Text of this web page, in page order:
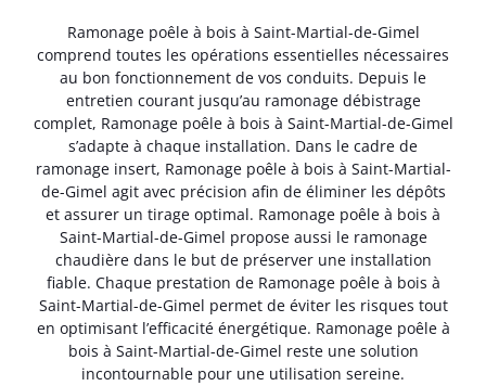
Ramonage poêle à bois à Saint-Martial-de-Gimel
comprend toutes les opérations essentielles nécessaires
au bon fonctionnement de vos conduits. Depuis le
entretien courant jusqu’au ramonage débistrage
complet, Ramonage poêle à bois à Saint-Martial-de-Gimel
s’adapte à chaque installation. Dans le cadre de
ramonage insert, Ramonage poêle à bois à Saint-Martial-
de-Gimel agit avec précision afin de éliminer les dépôts
et assurer un tirage optimal. Ramonage poêle à bois à
Saint-Martial-de-Gimel propose aussi le ramonage
chaudière dans le but de préserver une installation
fiable. Chaque prestation de Ramonage poêle à bois à
Saint-Martial-de-Gimel permet de éviter les risques tout
en optimisant l’efficacité énergétique. Ramonage poêle à
bois à Saint-Martial-de-Gimel reste une solution
incontournable pour une utilisation sereine.